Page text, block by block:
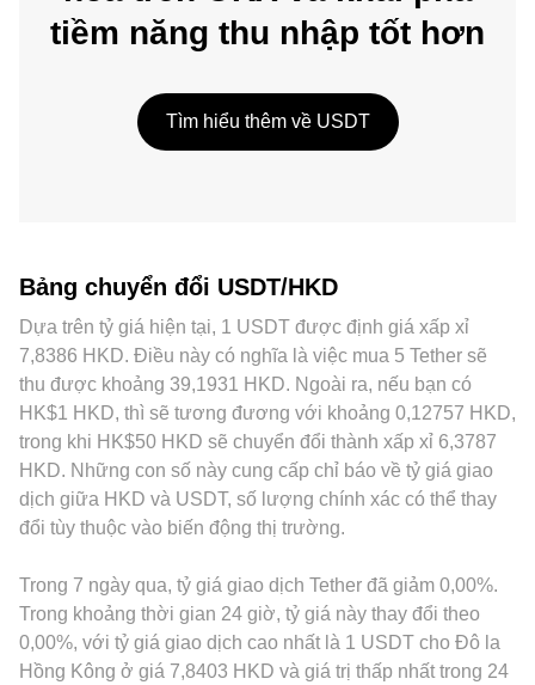
tiềm năng thu nhập tốt hơn
Tìm hiểu thêm về USDT
Bảng chuyển đổi USDT/HKD
Dựa trên tỷ giá hiện tại, 1 USDT được định giá xấp xỉ
7,8386 HKD. Điều này có nghĩa là việc mua 5 Tether sẽ
thu được khoảng 39,1931 HKD. Ngoài ra, nếu bạn có
HK$1 HKD, thì sẽ tương đương với khoảng 0,12757 HKD,
trong khi HK$50 HKD sẽ chuyển đổi thành xấp xỉ 6,3787
HKD. Những con số này cung cấp chỉ báo về tỷ giá giao
dịch giữa HKD và USDT, số lượng chính xác có thể thay
đổi tùy thuộc vào biến động thị trường.
Trong 7 ngày qua, tỷ giá giao dịch Tether đã giảm 0,00%.
Trong khoảng thời gian 24 giờ, tỷ giá này thay đổi theo
0,00%, với tỷ giá giao dịch cao nhất là 1 USDT cho Đô la
Hồng Kông ở giá 7,8403 HKD và giá trị thấp nhất trong 24